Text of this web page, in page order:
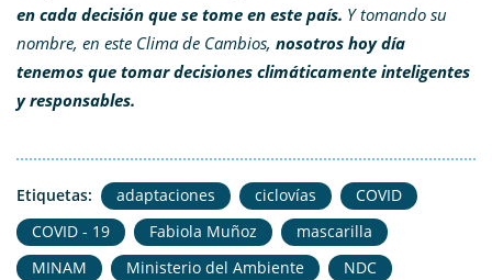
en cada decisión que se tome en este país. Y tomando su
nombre, en este Clima de Cambios, nosotros hoy día
tenemos que tomar decisiones climáticamente inteligentes
y responsables.
Etiquetas: adaptaciones ciclovías
COVID
COVID - 19
Fabiola Muñoz
mascarilla
MINAM
Ministerio del Ambiente
NDC